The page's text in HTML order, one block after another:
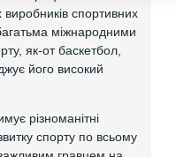
спортивних
міжнародними
як-от баскетбол,
його високий
різноманітні
спорту по всьому